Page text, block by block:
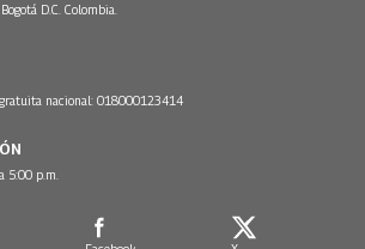
D.C. Colombia.
nacional: 018000123414
5:00 p.m.